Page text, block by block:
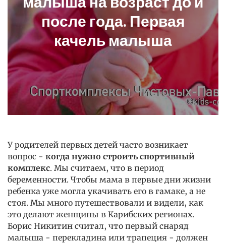
после года. Первая
качель малыша
У родителей первых детей часто возникает
вопрос - когда нужно строить спортивный
комплекс. Мы считаем, что в период
беременности. Чтобы мама в первые дни жизни
ребенка уже могла укачивать его в гамаке, а не
стоя. Мы много путешествовали и видели, как
это делают женщины в Карибских регионах.
Борис Никитин считал, что первый снаряд
малыша - перекладина или трапеция - должен